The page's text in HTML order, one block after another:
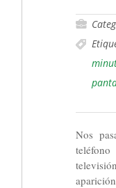
Nos